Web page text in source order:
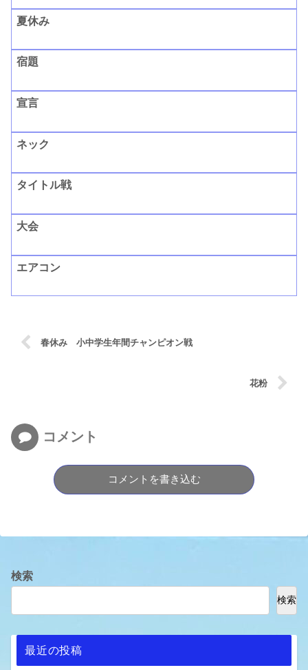
夏休み
宿題
宣言
ネック
タイトル戦
大会
エアコン
春休み 小中学生年間チャンピオン戦
花粉
コメント
コメントを書き込む
検索
検索
最近の投稿